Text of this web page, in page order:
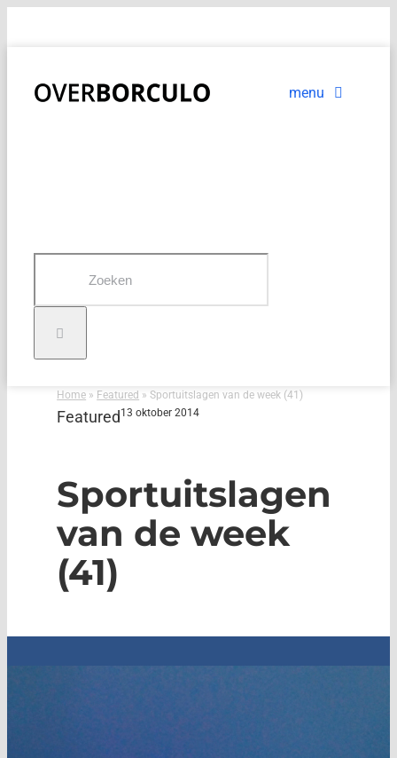
menu
Home » Featured »Sportuitslagen van de week (41)
Featured13 oktober 2014
Sportuitslagen
van de week
(41)